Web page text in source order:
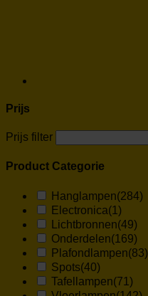
Prijs
Prijs filter
Product Categorie
Hanglampen(284)
Electronica(1)
Lichtbronnen(49)
Onderdelen(169)
Plafondlampen(83)
Spots(40)
Tafellampen(71)